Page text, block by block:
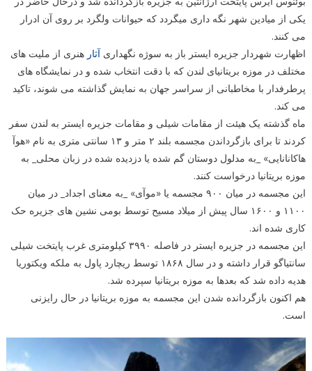
یکی از میادین شهر نگه داری میگردد که حیوانات ولگرد بر روی آن ادرار
می کنند.
اظهارت شهردار جزیره ایستر باز به سوژه نگهداری آثار هنری از ملیت های
مختلف در موزه بریتانیای لندن که با دقت انتخاب شده و در نمایشگاه های
پرطرفدار با مخاطبانی از سراسر جهان به نمایش گذاشته می شوند، تاکید
می کند.
ماه گذشته یک هیئت از مقامات شیلی و مقامات جزیره ایستر به لندن سفر
کردند تا برای بازگرداندن مجسمه بلند ۲ متر و ۱۳ سانتی متری به نام «هوآ
هاکانانایی» _به مدلول دوستان گم شده یا دزدیده شده در زبان محلی_ به
موزه بریتانیا درخواست کنند.
این مجسمه در میان ۹۰۰ مجسمه یا «موآی» _به معنای اجداد_ در میان
۱۱۰۰ و ۱۶۰۰ سال پیش از میلاد مسیح توسط بومی نشین های جزیره حک
کاری شده اند.
این مجسمه در جزیره ایستر در فاصله ۳۹۹۰ کیلومتری غرب پایتخت شیلی
سانتیاگو قرار داشته و در سال ۱۸۶۸ توسط ریچارد پاول به ملکه ویکتوریا
هدیه داده شد که بعدها به موزه بریتانیا سپرده شد.
هم اکنون بازگردانده شدن این مجسمه به موزه بریتانیا در حال رایزنی
است.